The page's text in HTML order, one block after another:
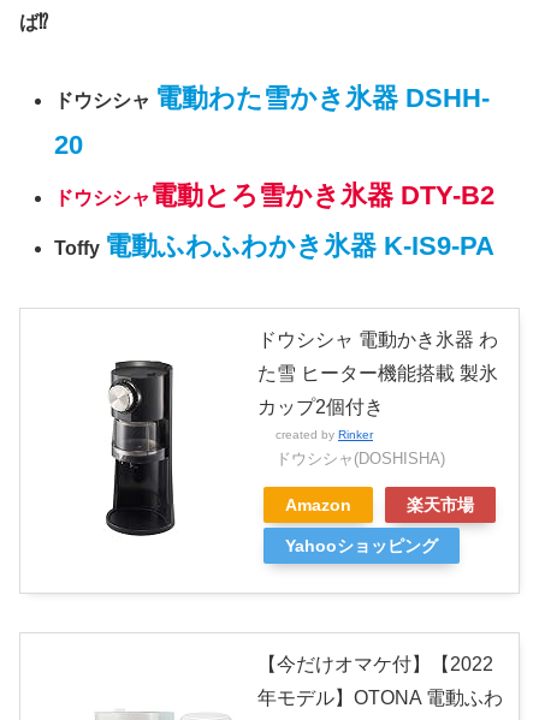
ば⁉
ドウシシャ 電動わた雪かき氷器 DSHH-
20
ドウシシャ 電動とろ雪かき氷器 DTY-B2
Toffy 電動ふわふわかき氷器 K-IS9-PA
ドウシシャ 電動かき氷器 わ
た雪 ヒーター機能搭載 製氷
カップ2個付き
created by Rinker
ドウシシャ(DOSHISHA)
Amazon 楽天市場
Yahooショッピング
【今だけオマケ付】【2022
年モデル】OTONA 電動ふわ